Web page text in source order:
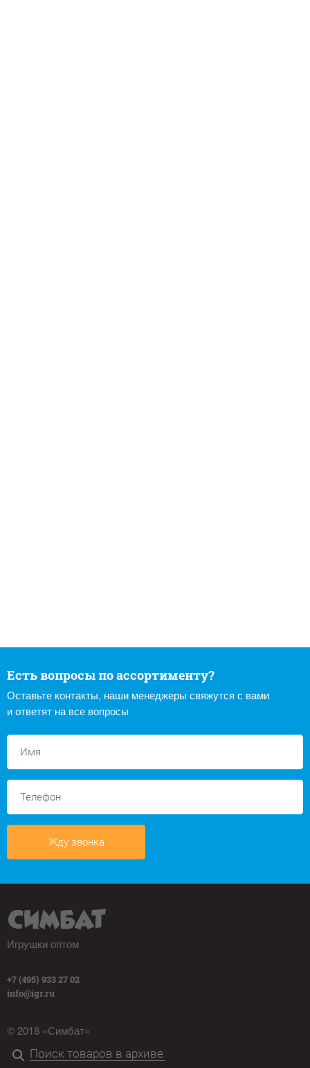
Есть вопросы по ассортименту?
Оставьте контакты, наши менеджеры свяжутся с вами
и ответят на все вопросы
Жду звонка
Игрушки оптом
+7 (495) 933 27 02
info@igr.ru
© 2018 «Симбат»